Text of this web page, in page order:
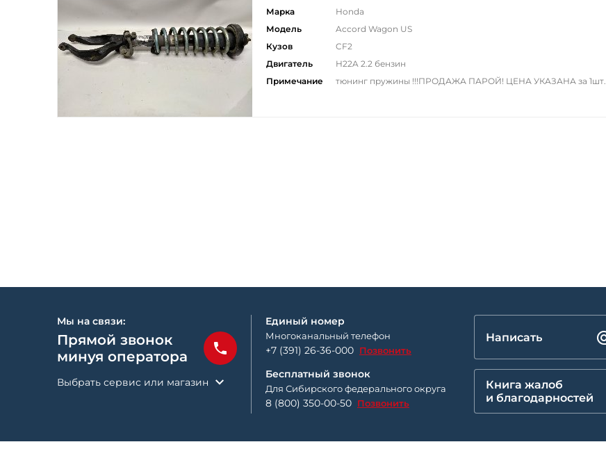
Марка
Honda
Модель
Accord Wagon US
Кузов
CF2
Двигатель
H22A 2.2 бензин
Примечание
тюнинг пружины !!!ПРОДАЖА ПАРОЙ! ЦЕНА УКАЗАНА за 1шт.
Мы на связи:
Прямой звонок
минуя оператора
Выбрать сервис или магазин
Единый номер
Многоканальный телефон
+7 (391) 26-36-000 Позвонить
Бесплатный звонок
Для Сибирского федерального округа
8 (800) 350-00-50 Позвонить
Написать
Книга жалоб
и благодарностей